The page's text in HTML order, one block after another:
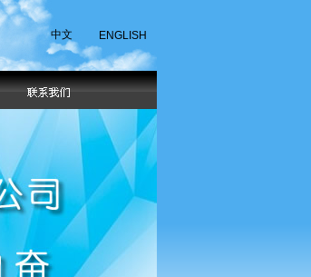
中文 ENGLISH